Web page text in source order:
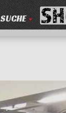
SUCHE